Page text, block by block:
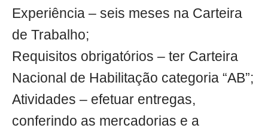
Experiência – seis meses na Carteira
de Trabalho;
Requisitos obrigatórios – ter Carteira
Nacional de Habilitação categoria “AB”;
Atividades – efetuar entregas,
conferindo as mercadorias e a